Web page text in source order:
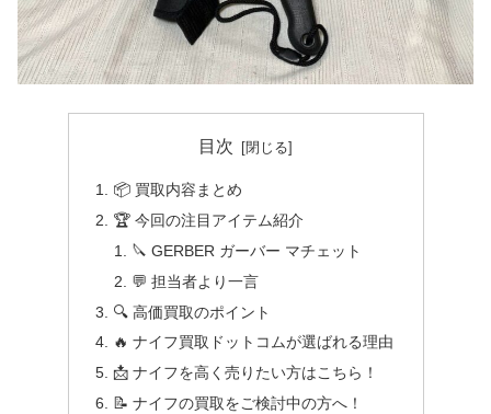
目次
📦 買取内容まとめ
🏆 今回の注目アイテム紹介
🔪 GERBER ガーバー マチェット
💬 担当者より一言
🔍 高価買取のポイント
🔥 ナイフ買取ドットコムが選ばれる理由
📩 ナイフを高く売りたい方はこちら！
📝 ナイフの買取をご検討中の方へ！